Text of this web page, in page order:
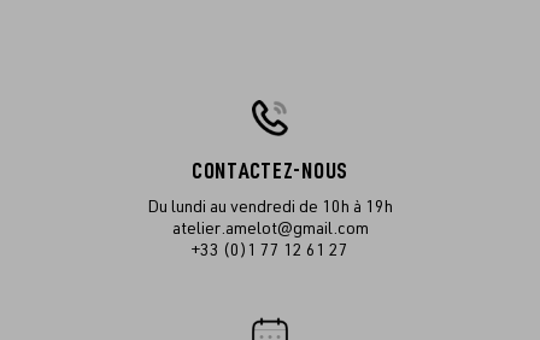
CONTACTEZ-NOUS
Du lundi au vendredi de 10h à 19h
atelier.amelot@gmail.com
+33 (0)1 77 12 61 27